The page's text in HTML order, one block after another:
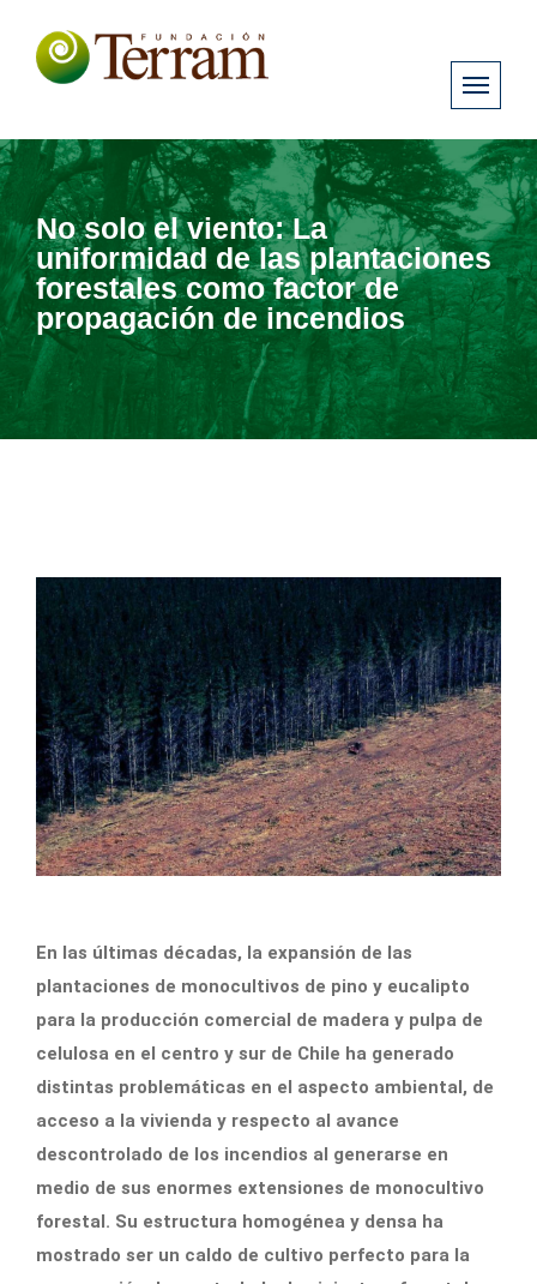
No solo el viento: La
uniformidad de las plantaciones
forestales como factor de
propagación de incendios
En las últimas décadas, la expansión de las
plantaciones de monocultivos de pino y eucalipto
para la producción comercial de madera y pulpa de
celulosa en el centro y sur de Chile ha generado
distintas problemáticas en el aspecto ambiental, de
acceso a la vivienda y respecto al avance
descontrolado de los incendios al generarse en
medio de sus enormes extensiones de monocultivo
forestal. Su estructura homogénea y densa ha
mostrado ser un caldo de cultivo perfecto para la